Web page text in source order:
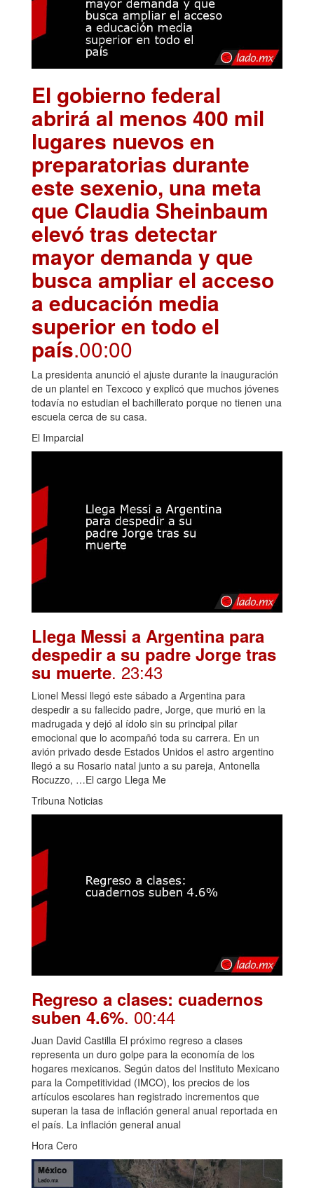
El gobierno federal
abrirá al menos 400 mil
lugares nuevos en
preparatorias durante
este sexenio, una meta
que Claudia Sheinbaum
elevó tras detectar
mayor demanda y que
busca ampliar el acceso
a educación media
superior en todo el
país.00:00
La presidenta anunció el ajuste durante la inauguración
de un plantel en Texcoco y explicó que muchos jóvenes
todavía no estudian el bachillerato porque no tienen una
escuela cerca de su casa.
El Imparcial
Llega Messi a Argentina para
despedir a su padre Jorge tras
su muerte. 23:43
Lionel Messi llegó este sábado a Argentina para
despedir a su fallecido padre, Jorge, que murió en la
madrugada y dejó al ídolo sin su principal pilar
emocional que lo acompañó toda su carrera. En un
avión privado desde Estados Unidos el astro argentino
llegó a su Rosario natal junto a su pareja, Antonella
Rocuzzo, …El cargo Llega Me
Tribuna Noticias
Regreso a clases: cuadernos
suben 4.6%. 00:44
Juan David Castilla El próximo regreso a clases
representa un duro golpe para la economía de los
hogares mexicanos. Según datos del Instituto Mexicano
para la Competitividad (IMCO), los precios de los
artículos escolares han registrado incrementos que
superan la tasa de inflación general anual reportada en
el país. La inflación general anual
Hora Cero